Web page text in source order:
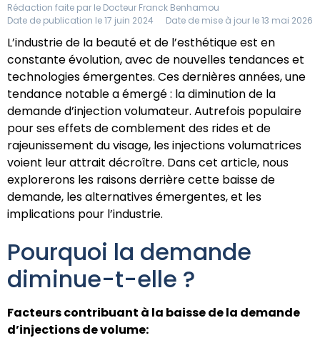
Rédaction faite par le Docteur Franck Benhamou
Date de publication le 17 juin 2024
Date de mise à jour le 13 mai 2026
L’industrie de la beauté et de l’esthétique est en
constante évolution, avec de nouvelles tendances et
technologies émergentes. Ces dernières années, une
tendance notable a émergé : la diminution de la
demande d’injection volumateur. Autrefois populaire
pour ses effets de comblement des rides et de
rajeunissement du visage, les injections volumatrices
voient leur attrait décroître. Dans cet article, nous
explorerons les raisons derrière cette baisse de
demande, les alternatives émergentes, et les
implications pour l’industrie.
Pourquoi la demande
diminue-t-elle ?
Facteurs contribuant à la baisse de la demande
d’injections de volume: